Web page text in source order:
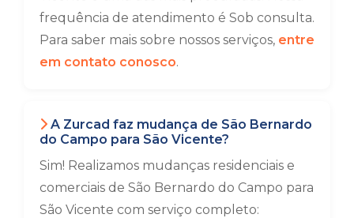
frequência de atendimento é Sob consulta.
Para saber mais sobre nossos serviços, entre
em contato conosco.
A Zurcad faz mudança de São Bernardo
do Campo para São Vicente?
Sim! Realizamos mudanças residenciais e
comerciais de São Bernardo do Campo para
São Vicente com serviço completo: